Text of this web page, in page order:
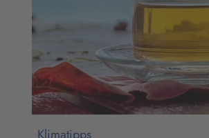
Klimatipps